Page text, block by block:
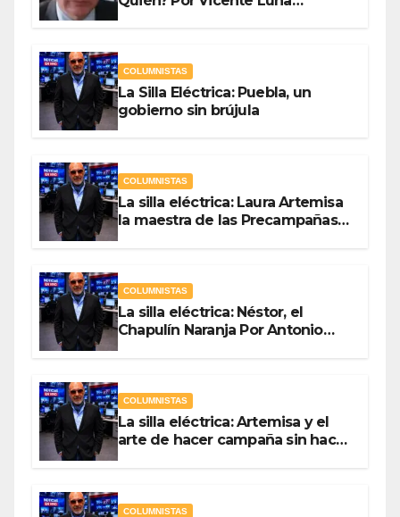
COLUMNISTAS
La Silla Eléctrica: Puebla, un
gobierno sin brújula
COLUMNISTAS
La silla eléctrica: Laura Artemisa
la maestra de las Precampañas
COLUMNISTAS
La silla eléctrica: Néstor, el
Chapulín Naranja Por Antonio
COLUMNISTAS
La silla eléctrica: Artemisa y el
arte de hacer campaña sin hacer
COLUMNISTAS